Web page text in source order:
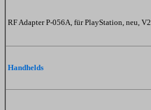
RF Adapter P-056A, für PlayStation, neu, V2
Handhelds